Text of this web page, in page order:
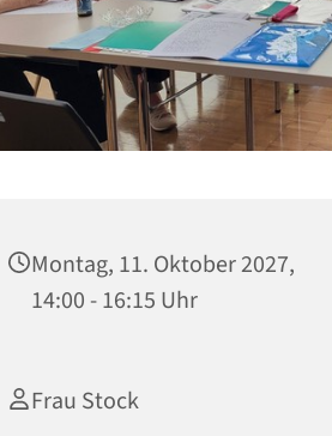
Montag, 11. Oktober 2027,
14:00 - 16:15 Uhr
Frau Stock